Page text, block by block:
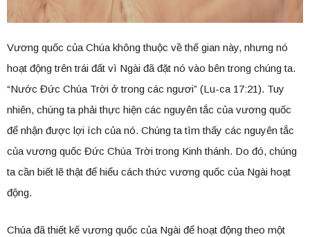
Vương quốc của Chúa không thuộc về thế gian này, nhưng nó
hoạt động trên trái đất vì Ngài đã đặt nó vào bên trong chúng ta.
“Nước Đức Chúa Trời ở trong các ngươi” (Lu-ca 17:21). Tuy
nhiên, chúng ta phải thực hiện các nguyên tắc của vương quốc
để nhận được lợi ích của nó. Chúng ta tìm thấy các nguyên tắc
của vương quốc Đức Chúa Trời trong Kinh thánh. Do đó, chúng
ta cần biết lẽ thật để hiểu cách thức vương quốc của Ngài hoạt
động.
Chúa đã thiết kế vương quốc của Ngài để hoạt động theo một